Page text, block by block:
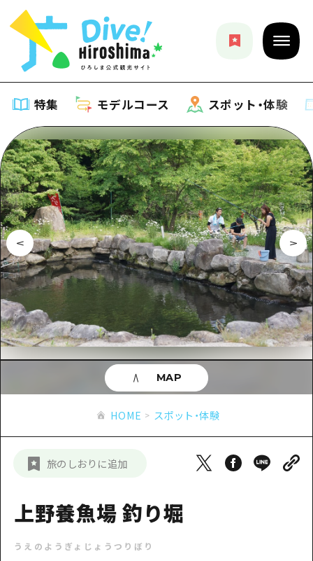
特集 モデルコース スポット・体験
特集
特集一覧
おすすめ
アート
イベント・祭り
グルメ・酒
サイクリング
ショッピング
スポーツ
ナイトライフ
定番
モデルコース
モデルコース一覧
Dive! Hiroshima 公式ガイド
広島もしもトラベル
あたらしい非日常
広島市周辺
安芸
備北
芸北
山口県東部
弾丸
スポット・体験
スポット・体験一覧
広島市周辺
安芸
備後
備北
芸北
山口県東部
愛媛県
島根県
イベント
旬情報
お役立ち情報
お役立ち情報一覧
アクセス
お得な周遊チケット
新着情報
事業者・学校関係者の皆さま
HOME スポット・体験
旅のしおりに追加
上野養魚場 釣り堀
うえのようぎょじょうつりぼり
MAP